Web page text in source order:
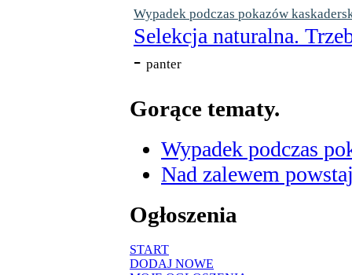
Wypadek podczas pokazów
Selekcja naturalna.
- panter
Gorące tematy.
Wypadek podczas
Nad zalewem
Ogłoszenia
START
DODAJ NOWE